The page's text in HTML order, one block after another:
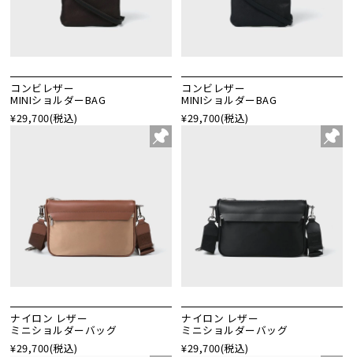
コンビレザー
MINIショルダーBAG
¥29,700(税込)
コンビレザー
MINIショルダーBAG
¥29,700(税込)
ナイロン レザー
ミニショルダーバッグ
¥29,700(税込)
ナイロン レザー
ミニショルダーバッグ
¥29,700(税込)